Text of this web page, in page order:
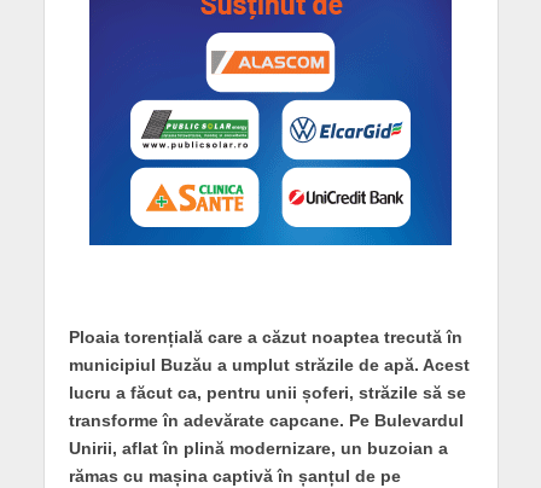
Ploaia torențială care a căzut noaptea trecută în
municipiul Buzău a umplut străzile de apă. Acest
lucru a făcut ca, pentru unii șoferi, străzile să se
transforme în adevărate capcane. Pe Bulevardul
Unirii, aflat în plină modernizare, un buzoian a
rămas cu mașina captivă în șanțul de pe